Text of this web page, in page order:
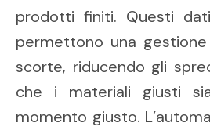
prodotti finiti. Questi
permettono una
scorte, riducendo gli
che i materiali giusti
momento giusto.